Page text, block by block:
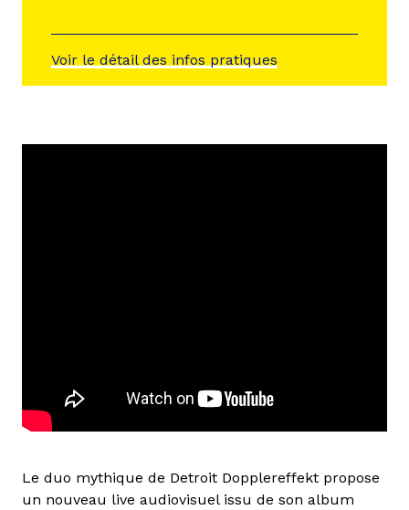
Voir le détail des infos pratiques
Le duo mythique de Detroit Dopplereffekt propose
un nouveau live audiovisuel issu de son album